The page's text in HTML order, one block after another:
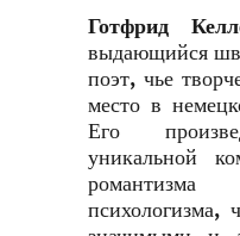
Готфрид
выдающийся
поэт, чье
место в
Его
уникальной
психологизма,